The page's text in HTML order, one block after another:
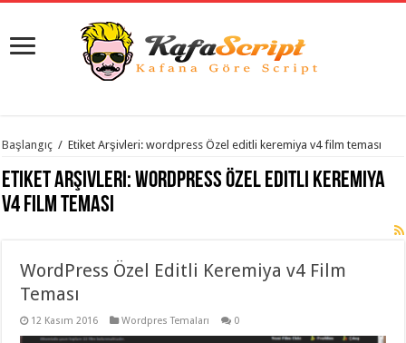
istanbul
evden
eve
taşımacılık,
gaziantep
taşımacılık ,
evden
taşımacılık,
gaziantep
Başlangıç / Etiket Arşivleri: wordpress Özel editli keremiya v4 film teması
Etiket Arşivleri:wordpress Özel editli keremiya
v4 film teması
WordPress Özel Editli Keremiya v4 Film
Teması
12 Kasım 2016 Wordpres Temaları 0